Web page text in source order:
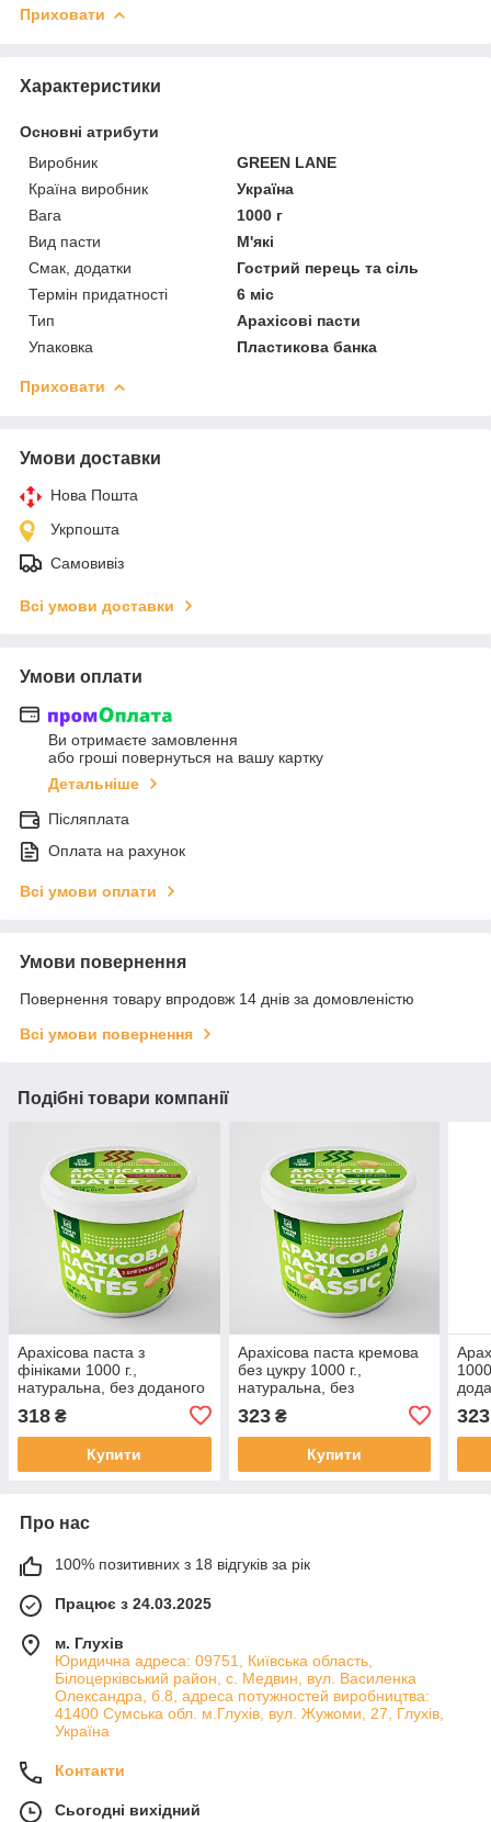
Приховати
Характеристики
Основні атрибути
Виробник
GREEN LANE
Країна виробник
Україна
Вага
1000 г
Вид пасти
М'які
Смак, додатки
Гострий перець та сіль
Термін придатності
6 міс
Тип
Арахісові пасти
Упаковка
Пластикова банка
Приховати
Умови доставки
Нова Пошта
Укрпошта
Самовивіз
Всі умови доставки
Умови оплати
Ви отримаєте замовлення
або гроші повернуться на вашу картку
Детальніше
Післяплата
Оплата на рахунок
Всі умови оплати
Умови повернення
Повернення товару впродовж 14 днів за домовленістю
Всі умови повернення
Подібні товари компанії
Арахісова паста з
фініками 1000 г.,
натуральна, без доданого
цукру, без консервантів та
домішок DATES
318 ₴
Купити
Арахісова паста кремова
без цукру 1000 г.,
натуральна, без
CLASSIC
323₴
Купити
323
Про нас
100% позитивних з 18 відгуків за рік
Працює з 24.03.2025
м. Глухів
Юридична адреса: 09751, Київська область,
Білоцерківський район, с. Медвин, вул. Василенка
Олександра, б.8, адреса потужностей виробництва:
41400 Сумська обл. м.Глухів, вул. Жужоми, 27, Глухів,
Україна
Контакти
Сьогодні вихідний